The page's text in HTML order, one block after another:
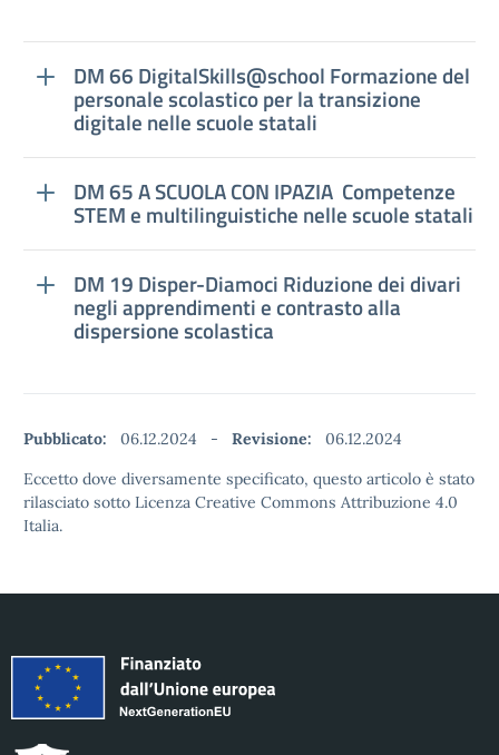
DM 66 DigitalSkills@school Formazione del
personale scolastico per la transizione
digitale nelle scuole statali
DM 65 A SCUOLA CON IPAZIA Competenze
STEM e multilinguistiche nelle scuole statali
DM 19 Disper-Diamoci Riduzione dei divari
negli apprendimenti e contrasto alla
dispersione scolastica
Pubblicato: 06.12.2024 - Revisione:
06.12.2024
Eccetto dove diversamente specificato, questo articolo è stato
rilasciato sotto Licenza Creative Commons Attribuzione 4.0
Italia.